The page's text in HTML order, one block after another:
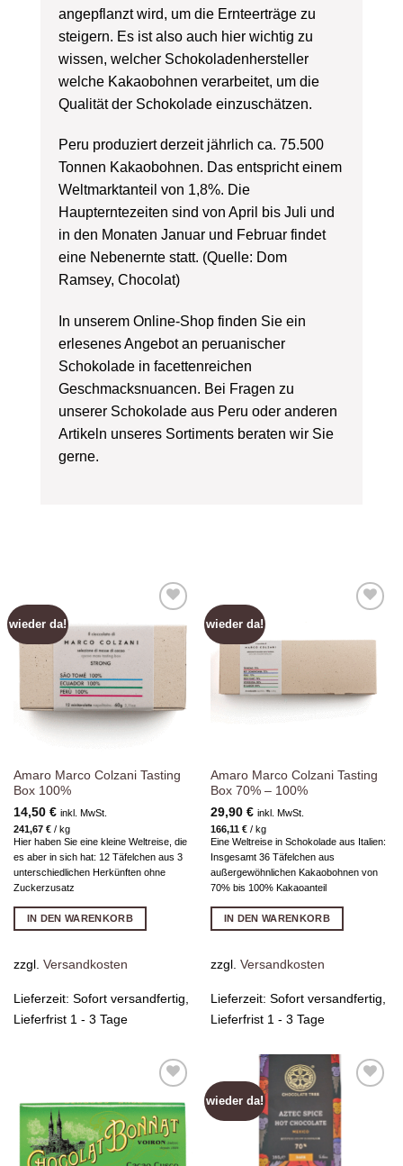
angepflanzt wird, um die Ernteerträge zu
steigern. Es ist also auch hier wichtig zu
wissen, welcher Schokoladenhersteller
welche Kakaobohnen verarbeitet, um die
Qualität der Schokolade einzuschätzen.
Peru produziert derzeit jährlich ca. 75.500
Tonnen Kakaobohnen. Das entspricht einem
Weltmarktanteil von 1,8%. Die
Haupterntezeiten sind von April bis Juli und
in den Monaten Januar und Februar findet
eine Nebenernte statt. (Quelle: Dom
Ramsey, Chocolat)
In unserem Online-Shop finden Sie ein
erlesenes Angebot an peruanischer
Schokolade in facettenreichen
Geschmacksnuancen. Bei Fragen zu
unserer Schokolade aus Peru oder anderen
Artikeln unseres Sortiments beraten wir Sie
gerne.
wieder da!
Wunschliste
hinzufügen
Amaro Marco Colzani Tasting
Box 100%
14,50 € inkl. MwSt.
241,67 €/ kg
Hier haben Sie eine kleine Weltreise, die
es aber in sich hat: 12 Täfelchen aus 3
unterschiedlichen Herkünften ohne
Zuckerzusatz
IN DEN WARENKORB
zzgl. Versandkosten
Lieferzeit: Sofort versandfertig,
Lieferfrist 1 - 3 Tage
wieder da!
Amaro Marco Colzani Tasting
Box 70% – 100%
29,90 € inkl. MwSt.
166,11 €/ kg
Eine Weltreise in Schokolade aus Italien:
Insgesamt 36 Täfelchen aus
außergewöhnlichen Kakaobohnen von
70% bis 100% Kakaoanteil
IN DEN WARENKORB
zzgl. Versandkosten
Lieferzeit: Sofort versandfertig,
Lieferfrist 1 - 3 Tage
Wunschliste
hinzufügen
wieder da!
Wunschliste
hinzufügen